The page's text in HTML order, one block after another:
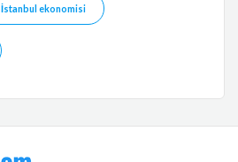
İstanbul ekonomisi